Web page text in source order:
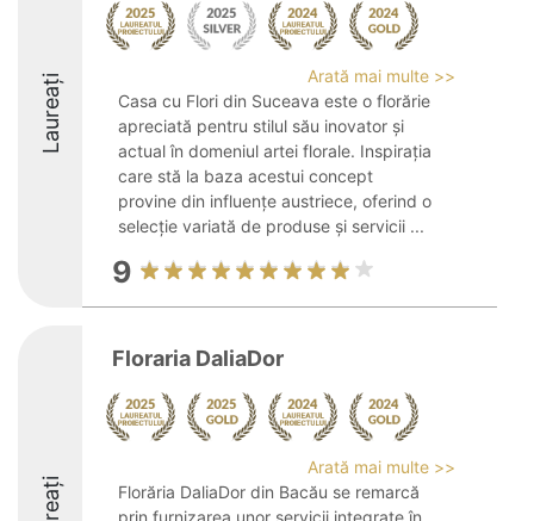
Laureați
Arată mai multe >>
Casa cu Flori din Suceava este o florărie
apreciată pentru stilul său inovator și
actual în domeniul artei florale. Inspirația
care stă la baza acestui concept
provine din influențe austriece, oferind o
selecție variată de produse și servicii ...
9
Floraria DaliaDor
Arată mai multe >>
Florăria DaliaDor din Bacău se remarcă
prin furnizarea unor servicii integrate în